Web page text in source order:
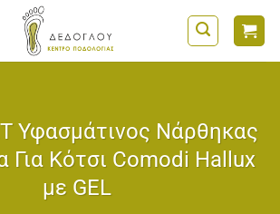
Υφασμάτινος Νάρθηκας
Για Κότσι Comodi Hallux
με GEL